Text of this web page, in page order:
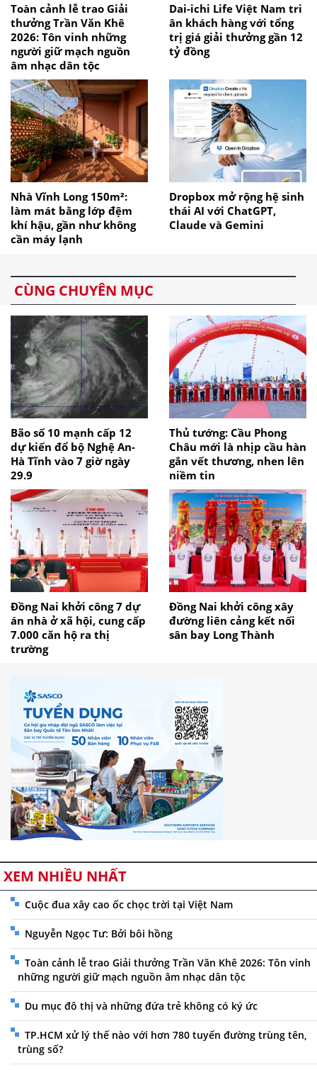
Toàn cảnh lễ trao Giải
thưởng Trần Văn Khê
2026: Tôn vinh những
người giữ mạch nguồn
âm nhạc dân tộc
Dai-ichi Life Việt Nam tri
ân khách hàng với tổng
trị giá giải thưởng gần 12
tỷ đồng
Nhà Vĩnh Long 150m²:
làm mát bằng lớp đệm
khí hậu, gần như không
cần máy lạnh
Dropbox mở rộng hệ sinh
thái AI với ChatGPT,
Claude và Gemini
CÙNG CHUYÊN MỤC
Bão số 10 mạnh cấp 12
dự kiến đổ bộ Nghệ An-
Hà Tĩnh vào 7 giờ ngày
29.9
Thủ tướng: Cầu Phong
Châu mới là nhịp cầu hàn
gắn vết thương, nhen lên
niềm tin
Đồng Nai khởi công 7 dự
án nhà ở xã hội, cung cấp
7.000 căn hộ ra thị
trường
Đồng Nai khởi công xây
đường liên cảng kết nối
sân bay Long Thành
XEM NHIỀU NHẤT
Cuộc đua xây cao ốc chọc trời tại Việt Nam
Nguyễn Ngọc Tư: Bởi bôi hồng
Toàn cảnh lễ trao Giải thưởng Trần Văn Khê 2026: Tôn vinh
những người giữ mạch nguồn âm nhạc dân tộc
Du mục đô thị và những đứa trẻ không có ký ức
TP.HCM xử lý thế nào với hơn 780 tuyến đường trùng tên,
trùng số?